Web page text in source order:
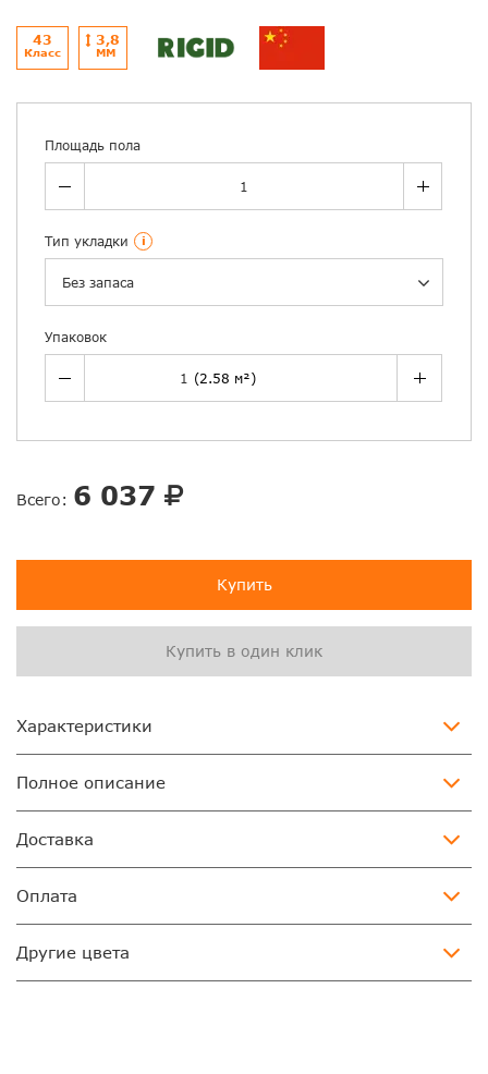
43
Класс
3,8
ММ
Площадь пола
Тип укладки i
Без запаса
Упаковок
Всего: 6 037
Купить
Купить в один клик
Характеристики
Полное описание
Доставка
Оплата
Другие цвета